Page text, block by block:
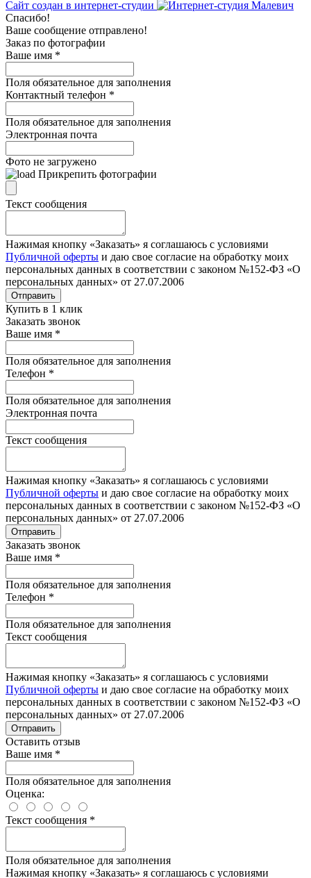
Сайт создан в интернет-студии
Спасибо!
Ваше сообщение отправлено!
Заказ по фотографии
Ваше имя *
Поля обязательное для заполнения
Контактный телефон *
Поля обязательное для заполнения
Электронная почта
Фото не загружено
Прикрепить фотографии
Текст сообщения
Нажимая кнопку «Заказать» я соглашаюсь с условиями
Публичной оферты и даю свое согласие на обработку моих
персональных данных в соответствии с законом №152-ФЗ «О
персональных данных» от 27.07.2006
Отправить
Купить в 1 клик
Заказать звонок
Ваше имя *
Поля обязательное для заполнения
Телефон *
Поля обязательное для заполнения
Электронная почта
Текст сообщения
Нажимая кнопку «Заказать» я соглашаюсь с условиями
Публичной оферты и даю свое согласие на обработку моих
персональных данных в соответствии с законом №152-ФЗ «О
персональных данных» от 27.07.2006
Отправить
Заказать звонок
Ваше имя *
Поля обязательное для заполнения
Телефон *
Поля обязательное для заполнения
Текст сообщения
Нажимая кнопку «Заказать» я соглашаюсь с условиями
Публичной оферты и даю свое согласие на обработку моих
персональных данных в соответствии с законом №152-ФЗ «О
персональных данных» от 27.07.2006
Отправить
Оставить отзыв
Ваше имя *
Поля обязательное для заполнения
Оценка:
Текст сообщения *
Поля обязательное для заполнения
Нажимая кнопку «Заказать» я соглашаюсь с условиями